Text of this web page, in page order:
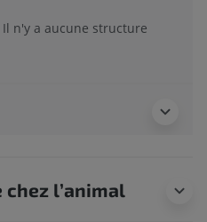
Il n'y a aucune structure
l’animal